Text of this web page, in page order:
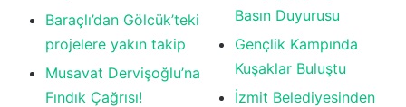
Baraçlı’dan Gölcük’teki
projelere yakın takip
Musavat Dervişoğlu’na
Fındık Çağrısı!
Basın Duyurusu
Gençlik Kampında
Kuşaklar Buluştu
İzmit Belediyesinden